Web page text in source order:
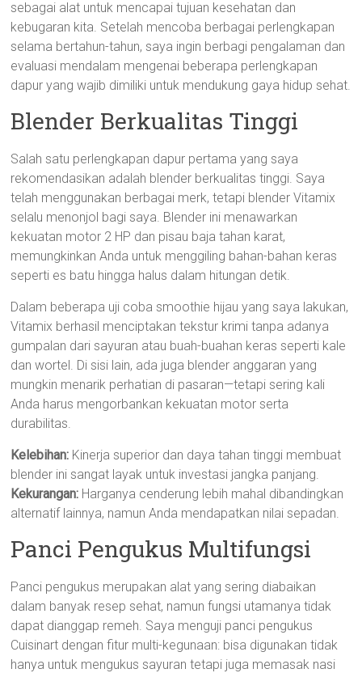
sebagai alat untuk mencapai tujuan kesehatan dan
kebugaran kita. Setelah mencoba berbagai perlengkapan
selama bertahun-tahun, saya ingin berbagi pengalaman dan
evaluasi mendalam mengenai beberapa perlengkapan
dapur yang wajib dimiliki untuk mendukung gaya hidup sehat.
Blender Berkualitas Tinggi
Salah satu perlengkapan dapur pertama yang saya
rekomendasikan adalah blender berkualitas tinggi. Saya
telah menggunakan berbagai merk, tetapi blender Vitamix
selalu menonjol bagi saya. Blender ini menawarkan
kekuatan motor 2 HP dan pisau baja tahan karat,
memungkinkan Anda untuk menggiling bahan-bahan keras
seperti es batu hingga halus dalam hitungan detik.
Dalam beberapa uji coba smoothie hijau yang saya lakukan,
Vitamix berhasil menciptakan tekstur krimi tanpa adanya
gumpalan dari sayuran atau buah-buahan keras seperti kale
dan wortel. Di sisi lain, ada juga blender anggaran yang
mungkin menarik perhatian di pasaran—tetapi sering kali
Anda harus mengorbankan kekuatan motor serta
durabilitas.
Kelebihan: Kinerja superior dan daya tahan tinggi membuat
blender ini sangat layak untuk investasi jangka panjang.
Kekurangan: Harganya cenderung lebih mahal dibandingkan
alternatif lainnya, namun Anda mendapatkan nilai sepadan.
Panci Pengukus Multifungsi
Panci pengukus merupakan alat yang sering diabaikan
dalam banyak resep sehat, namun fungsi utamanya tidak
dapat dianggap remeh. Saya menguji panci pengukus
Cuisinart dengan fitur multi-kegunaan: bisa digunakan tidak
hanya untuk mengukus sayuran tetapi juga memasak nasi